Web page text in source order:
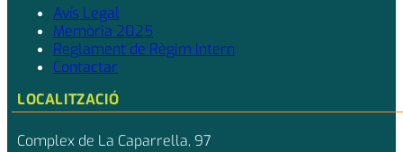
Avís Legal
Memòria 2025
Reglament de Règim Intern
Contactar
LOCALITZACIÓ
Complex de La Caparrella, 97